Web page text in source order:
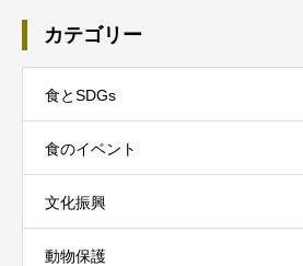
カテゴリー
食とSDGs
食のイベント
文化振興
動物保護